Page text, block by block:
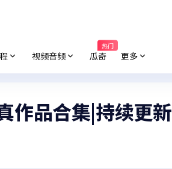
视频音频 瓜奇
热门
更多
作品合集|持续更新